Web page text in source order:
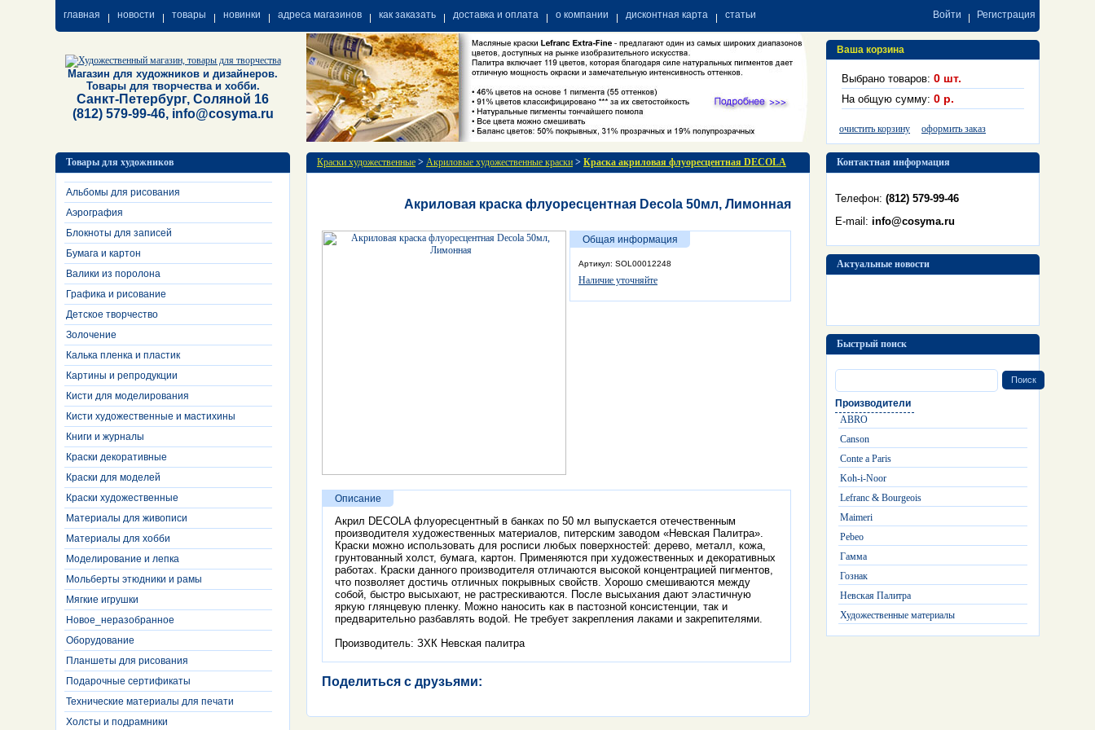
главная новости товары новинки адреса магазинов как заказать доставка и оплата о компании дисконтная карта статьи Войти Регистрация
Магазин для художников и дизайнеров.
Товары для творчества и хобби.
Санкт-Петербург, Соляной 16
(812) 579-99-46, info@cosyma.ru
Ваша корзина
Выбрано товаров: 0 шт.
На общую сумму: 0 р.
очистить корзину оформить заказ
Товары для художников
Альбомы для рисования
Аэрография
Блокноты для записей
Бумага и картон
Валики из поролона
Графика и рисование
Детское творчество
Золочение
Калька пленка и пластик
Картины и репродукции
Кисти для моделирования
Кисти художественные и мастихины
Книги и журналы
Краски декоративные
Краски для моделей
Краски художественные
Материалы для живописи
Материалы для хобби
Моделирование и лепка
Мольберты этюдники и рамы
Мягкие игрушки
Новое_неразобранное
Оборудование
Планшеты для рисования
Подарочные сертификаты
Технические материалы для печати
Холсты и подрамники
Краски художественные > Акриловые художественные краски > Краска акриловая флуоресцентная DECOLA
Акриловая краска флуоресцентная Decola 50мл, Лимонная
Общая информация
Артикул: SOL00012248
Наличие уточняйте
Описание
Акрил DECOLA флуоресцентный в банках по 50 мл выпускается отечественным
производителя художественных материалов, питерским заводом «Невская Палитра».
Краски можно использовать для росписи любых поверхностей: дерево, металл, кожа,
грунтованный холст, бумага, картон. Применяются при художественных и декоративных
работах. Краски данного производителя отличаются высокой концентрацией пигментов,
что позволяет достичь отличных покрывных свойств. Хорошо смешиваются между
собой, быстро высыхают, не растрескиваются. После высыхания дают эластичную
яркую глянцевую пленку. Можно наносить как в пастозной консистенции, так и
предварительно разбавлять водой. Не требует закрепления лаками и закрепителями.
Производитель: ЗХК Невская палитра
Поделиться с друзьями:
Контактная информация
Телефон: (812) 579-99-46
E-mail: info@cosyma.ru
Актуальные новости
Быстрый поиск
Производители
ABRO
Canson
Conte a Paris
Koh-i-Noor
Lefranc & Bourgeois
Maimeri
Pebeo
Гамма
Гознак
Невская Палитра
Художественные материалы